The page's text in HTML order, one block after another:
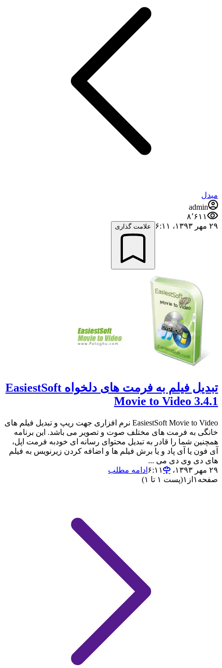
مبدل
admin
۸٬۶۱۱
۲۹ مهر ۱۳۹۳،‏ ۶:۱۱
علامت گذاری
تبدیل فیلم به فرمت های دلخواه EasiestSoft
Movie to Video 3.4.1
EasiestSoft Movie to Video نرم افزاری جهت ریپ و تبدیل فیلم های
خانگی به فرمت های مختلف صوت و تصویر می باشد. این برنامه
همچنین شما را قادر به تبدیل محتوای رسانه ای خودبه فرمت اپل،
آی فون یا آی پاد و یا برش فیلم ها و اضافه کردن زیرنویس به فیلم
های دی وی دی می ...
۲۹ مهر ۱۳۹۳،‏ ۶:۱۱
ادامه مطلب
صفحه ۱ از ۱(پست ۱ تا ۱)